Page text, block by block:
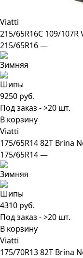
Viatti
215/65R16C 109/
215/65R16 —
9250 руб.
Под заказ - >20 шт.
В корзину
Viatti
175/65R14 82T Brina
175/65R14 —
4310 руб.
Под заказ - >20 шт.
В корзину
Viatti
175/70R13 82T Brina